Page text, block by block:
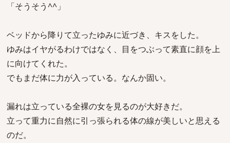
「そうそう^^」
ベッドから降りて立ったゆみに近づき、キスをした。
ゆみはイヤがるわけではなく、目をつぶって素直に顔を上
に向けてくれた。
でもまだ体に力が入っている。なんか固い。
漏れは立っている全裸の女を見るのが大好きだ。
立って重力に自然に引っ張られる体の線が美しいと思える
のだ。